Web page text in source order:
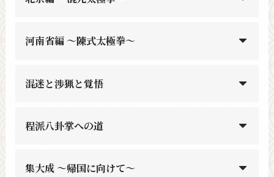
河南省編 〜陳式太極拳〜
混迷と渉猟と覚悟
程派八卦掌への道
集大成 〜帰国に向けて〜